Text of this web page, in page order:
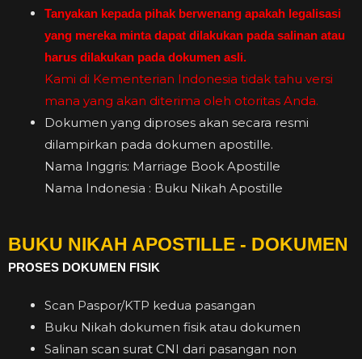
Tanyakan kepada pihak berwenang apakah legalisasi
yang mereka minta dapat dilakukan pada salinan atau
harus dilakukan pada dokumen asli.
Kami di Kementerian Indonesia tidak tahu versi
mana yang akan diterima oleh otoritas Anda.
Dokumen yang diproses akan secara resmi
dilampirkan pada dokumen apostille.
Nama Inggris: Marriage Book Apostille
Nama Indonesia : Buku Nikah Apostille
BUKU NIKAH APOSTILLE - DOKUMEN
PROSES DOKUMEN FISIK
Scan Paspor/KTP kedua pasangan
Buku Nikah dokumen fisik atau dokumen
Salinan scan surat CNI dari pasangan non